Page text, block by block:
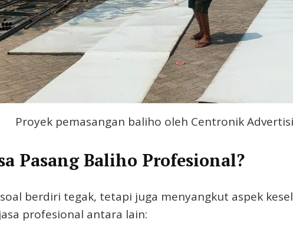
Proyek pemasangan baliho oleh Centronik
Pasang Baliho Profesional?
berdiri tegak, tetapi juga menyangkut aspek
profesional antara lain: